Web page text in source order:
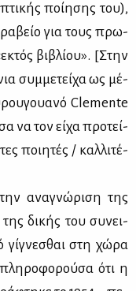
ποί­η­σης του),
για τους πρω­
βι­βλί­ου». [Στην
συμ­με­τεί­χα ως μέ­
Clemente
να τον εί­χα προ­τεί­
ποι­η­τές / καλ­λι­τέ­
ανα­γνώ­ρι­ση της
δι­κής του συ­νει­
γί­γνε­σθαι στη χώ­ρα
ότι η